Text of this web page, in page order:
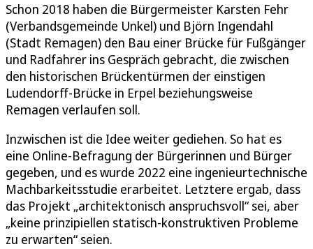
Schon 2018 haben die Bürgermeister Karsten Fehr
(Verbandsgemeinde Unkel) und Björn Ingendahl
(Stadt Remagen) den Bau einer Brücke für Fußgänger
und Radfahrer ins Gespräch gebracht, die zwischen
den historischen Brückentürmen der einstigen
Ludendorff-Brücke in Erpel beziehungsweise
Remagen verlaufen soll.
Inzwischen ist die Idee weiter gediehen. So hat es
eine Online-Befragung der Bürgerinnen und Bürger
gegeben, und es wurde 2022 eine ingenieurtechnische
Machbarkeitsstudie erarbeitet. Letztere ergab, dass
das Projekt „architektonisch anspruchsvoll“ sei, aber
„keine prinzipiellen statisch-konstruktiven Probleme
zu erwarten“ seien.